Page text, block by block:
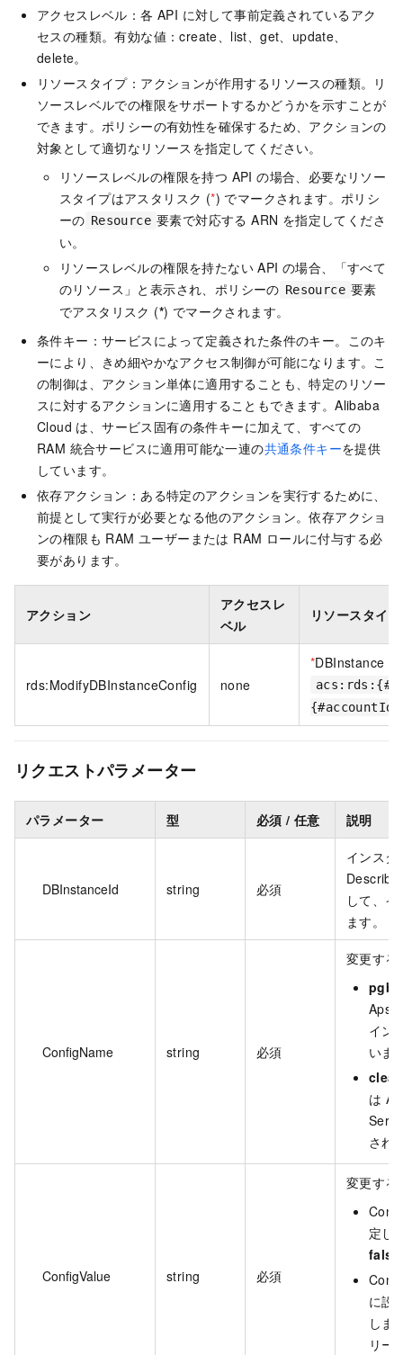
アクセスレベル：各 API に対して事前定義されているアク
セスの種類。有効な値：create、list、get、update、
delete。
リソースタイプ：アクションが作用するリソースの種類。リ
ソースレベルでの権限をサポートするかどうかを示すことが
できます。ポリシーの有効性を確保するため、アクションの
対象として適切なリソースを指定してください。
リソースレベルの権限を持つ API の場合、必要なリソー
スタイプはアスタリスク (*) でマークされます。ポリシ
ーの Resource 要素で対応する ARN を指定してくださ
い。
リソースレベルの権限を持たない API の場合、「すべて
のリソース」と表示され、ポリシーの Resource 要素
でアスタリスク (*) でマークされます。
条件キー：サービスによって定義された条件のキー。このキ
ーにより、きめ細やかなアクセス制御が可能になります。こ
の制御は、アクション単体に適用することも、特定のリソー
スに対するアクションに適用することもできます。Alibaba
Cloud は、サービス固有の条件キーに加えて、すべての
RAM 統合サービスに適用可能な一連の共通条件キーを提供
しています。
依存アクション：ある特定のアクションを実行するために、
前提として実行が必要となる他のアクション。依存アクショ
ンの権限も RAM ユーザーまたは RAM ロールに付与する必
要があります。
アクション
アクセスレ
ベル
リソースタイプ
rds:ModifyDBInstanceConfig none
*DBInstance
リクエストパラメーター
パラメーター 型 必須 / 任意 説明
DBInstanceId string 必須
インスタ
して、
ます。
ConfigName string 必須
変更する
イン
いま
は
され
ConfigValue string 必須
変更する
定し
false
に設
しま
リー